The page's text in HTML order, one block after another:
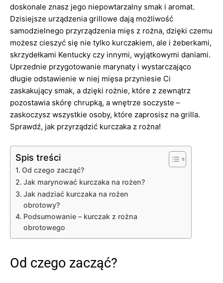
doskonale znasz jego niepowtarzalny smak i aromat.
Dzisiejsze urządzenia grillowe dają możliwość
samodzielnego przyrządzenia mięs z rożna, dzięki czemu
możesz cieszyć się nie tylko kurczakiem, ale i żeberkami,
skrzydełkami Kentucky czy innymi, wyjątkowymi daniami.
Uprzednie przygotowanie marynaty i wystarczająco
długie odstawienie w niej mięsa przyniesie Ci
zaskakujący smak, a dzięki rożnie, które z zewnątrz
pozostawia skórę chrupką, a wnętrze soczyste –
zaskoczysz wszystkie osoby, które zaprosisz na grilla.
Sprawdź, jak przyrządzić kurczaka z rożna!
Spis treści
Od czego zacząć?
Jak marynować kurczaka na rożen?
Jak nadziać kurczaka na rożen
obrotowy?
Podsumowanie – kurczak z rożna
obrotowego
Od czego zacząć?